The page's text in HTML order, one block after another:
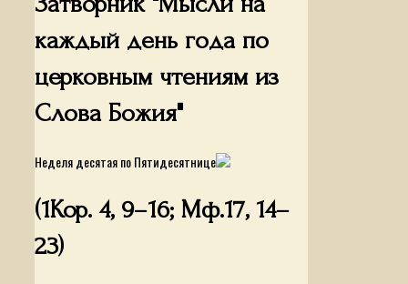
каждый день года по
церковным чтениям из
Слова Божия"
Неделя десятая по Пятидесятнице
(1Кор. 4, 9–16; Мф.17, 14–
23)